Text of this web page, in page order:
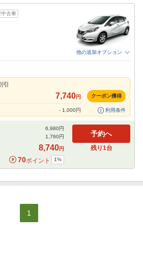
古車
他の追加オプション
選択ができます）
閉じる
引
7,740円
- 1,000円
クーポン獲得
利用条件
6,980円
1,760円
8,740円
70ポイント 1%
予約へ
残り1台
1